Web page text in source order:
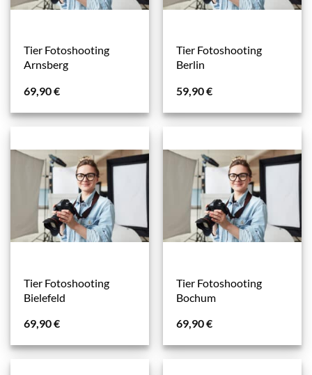
Tier Fotoshooting
Arnsberg
69,90€
Tier Fotoshooting
Berlin
59,90€
Tier Fotoshooting
Bielefeld
69,90€
Tier Fotoshooting
Bochum
69,90€